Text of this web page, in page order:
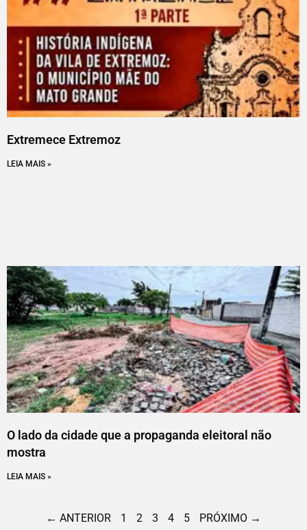
Extremece Extremoz
LEIA MAIS »
O lado da cidade que a propaganda eleitoral não
mostra
LEIA MAIS »
← ANTERIOR 1 2 3 4 5 PRÓXIMO →